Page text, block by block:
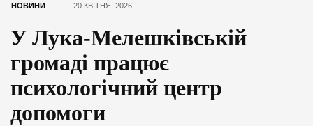
НОВИНИ 20 КВІТНЯ, 2026
У Лука-Мелешківській
громаді працює
психологічний центр
допомоги